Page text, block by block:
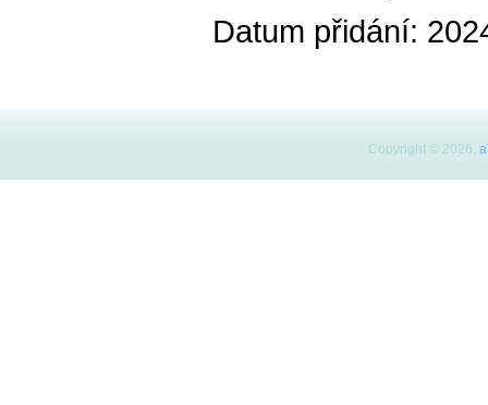
Datum přidání:
Copyright © 2026,